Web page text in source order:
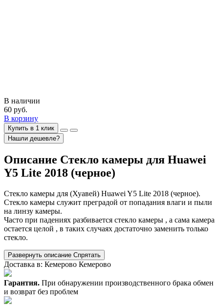
В наличии
60 руб.
В корзину
Купить в 1 клик
Нашли дешевле?
Описание Стекло камеры для Huawei
Y5 Lite 2018 (черное)
Стекло камеры для (Хуавей) Huawei Y5 Lite 2018 (черное).
Стекло камеры служит преградой от попадания влаги и пыли
на линзу камеры.
Часто при падениях разбивается стекло камеры , а сама камера
остается целой , в таких случаях достаточно заменить только
стекло.
Развернуть описание Спрятать
Доставка в: Кемерово Кемерово
Гарантия. При обнаружении производственного брака обмен
и возврат без проблем